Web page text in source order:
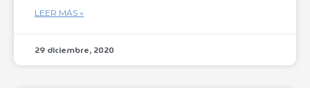
LEER MÁS »
29 diciembre, 2020